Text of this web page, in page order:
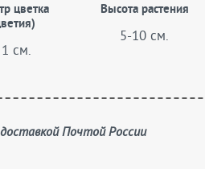
цветка
см.
Высота растения
5-10 см.
доставкой Почтой России